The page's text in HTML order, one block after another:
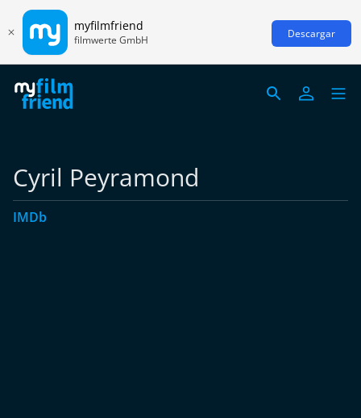
myfilmfriend
filmwerte GmbH Descargar
Cyril Peyramond
IMDb